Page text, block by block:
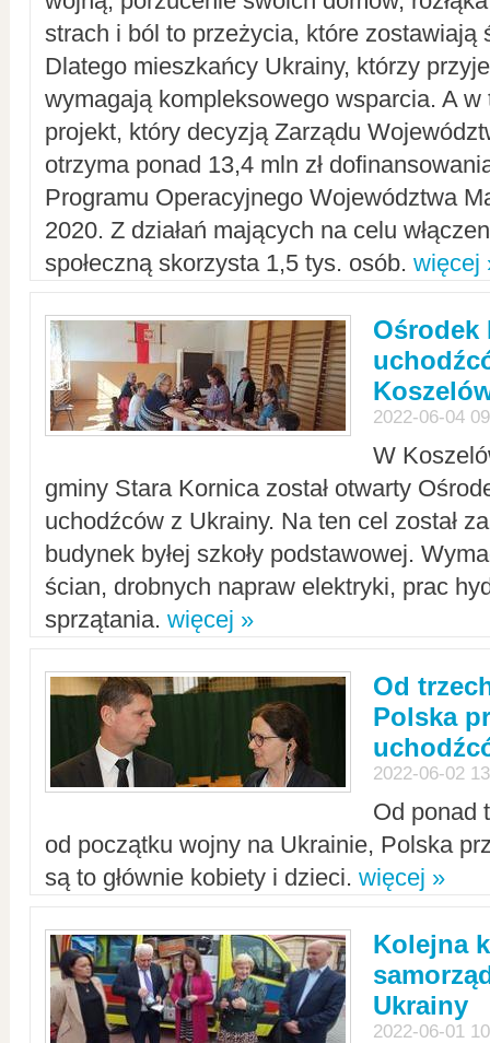
strach i ból to przeżycia, które zostawiają
Dlatego mieszkańcy Ukrainy, którzy
wymagają kompleksowego wsparcia. A w
projekt, który decyzją Zarządu
otrzyma ponad 13,4 mln zł
Programu Operacyjnego Województwa
2020. Z działań mających na celu
społeczną skorzysta 1,5 tys. osób. więcej
Ośrodek
2022-06-04
W
gminy Stara Kornica został otwarty
uchodźców z Ukrainy. Na ten cel został
budynek byłej szkoły podstawowej.
ścian, drobnych napraw elektryki, prac
sprzątania. więcej »
Od
Polska
2022-06-02
Od ponad
od początku wojny na Ukrainie, Polska
są to głównie kobiety i dzieci. więcej »
Kolejna
Ukrainy
2022-06-01